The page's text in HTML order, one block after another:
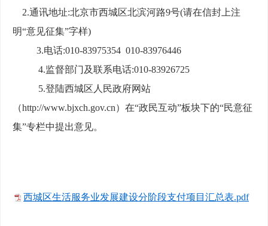
2.通讯地址:北京市西城区北滨河路9号(请在信封上注
明“意见征集”字样)
3.电话:010-83975354 010-83976446
4.监督部门及联系电话:010-83926725
5.登陆西城区人民政府网站
（http://www.bjxch.gov.cn）在“政民互动”板块下的“民意征
集”专栏中提出意见。
西城区生活服务业发展建设分阶段支付项目汇总表.pdf